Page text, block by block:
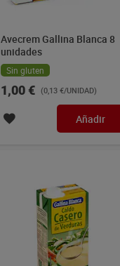
Avecrem Gallina Blanca 8
unidades
Sin gluten
1,00 € (0,13 €/UNIDAD)
Añadir